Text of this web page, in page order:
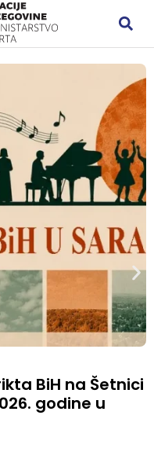
BiH na Šetnici
godine u